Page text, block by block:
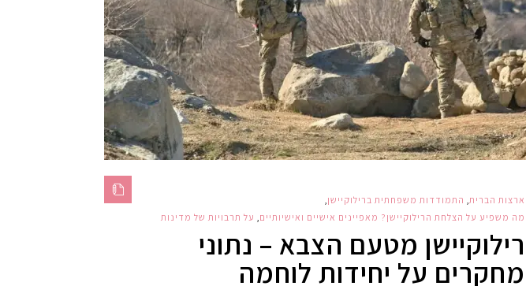
ארצות הברית, התמודדות משפחתית ברילוקיישן,
מה משפיע על הצלחת הרילוקיישן? מאפיינים אישיים ואישיותיים, על תרבויות של מדינות
רילוקיישן מטעם הצבא – נתוני
מחקרים על יחידות לוחמה